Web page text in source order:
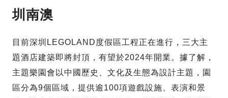
圳南澳
目前深圳LEGOLAND度假區工程正在進行，三大主
題酒店建築即將封頂，有望於2024年開業。據了解，
主題樂園會以中國歷史、文化及生態為設計主題，園
區分為9個區域，提供逾100項遊戲設施、表演和景